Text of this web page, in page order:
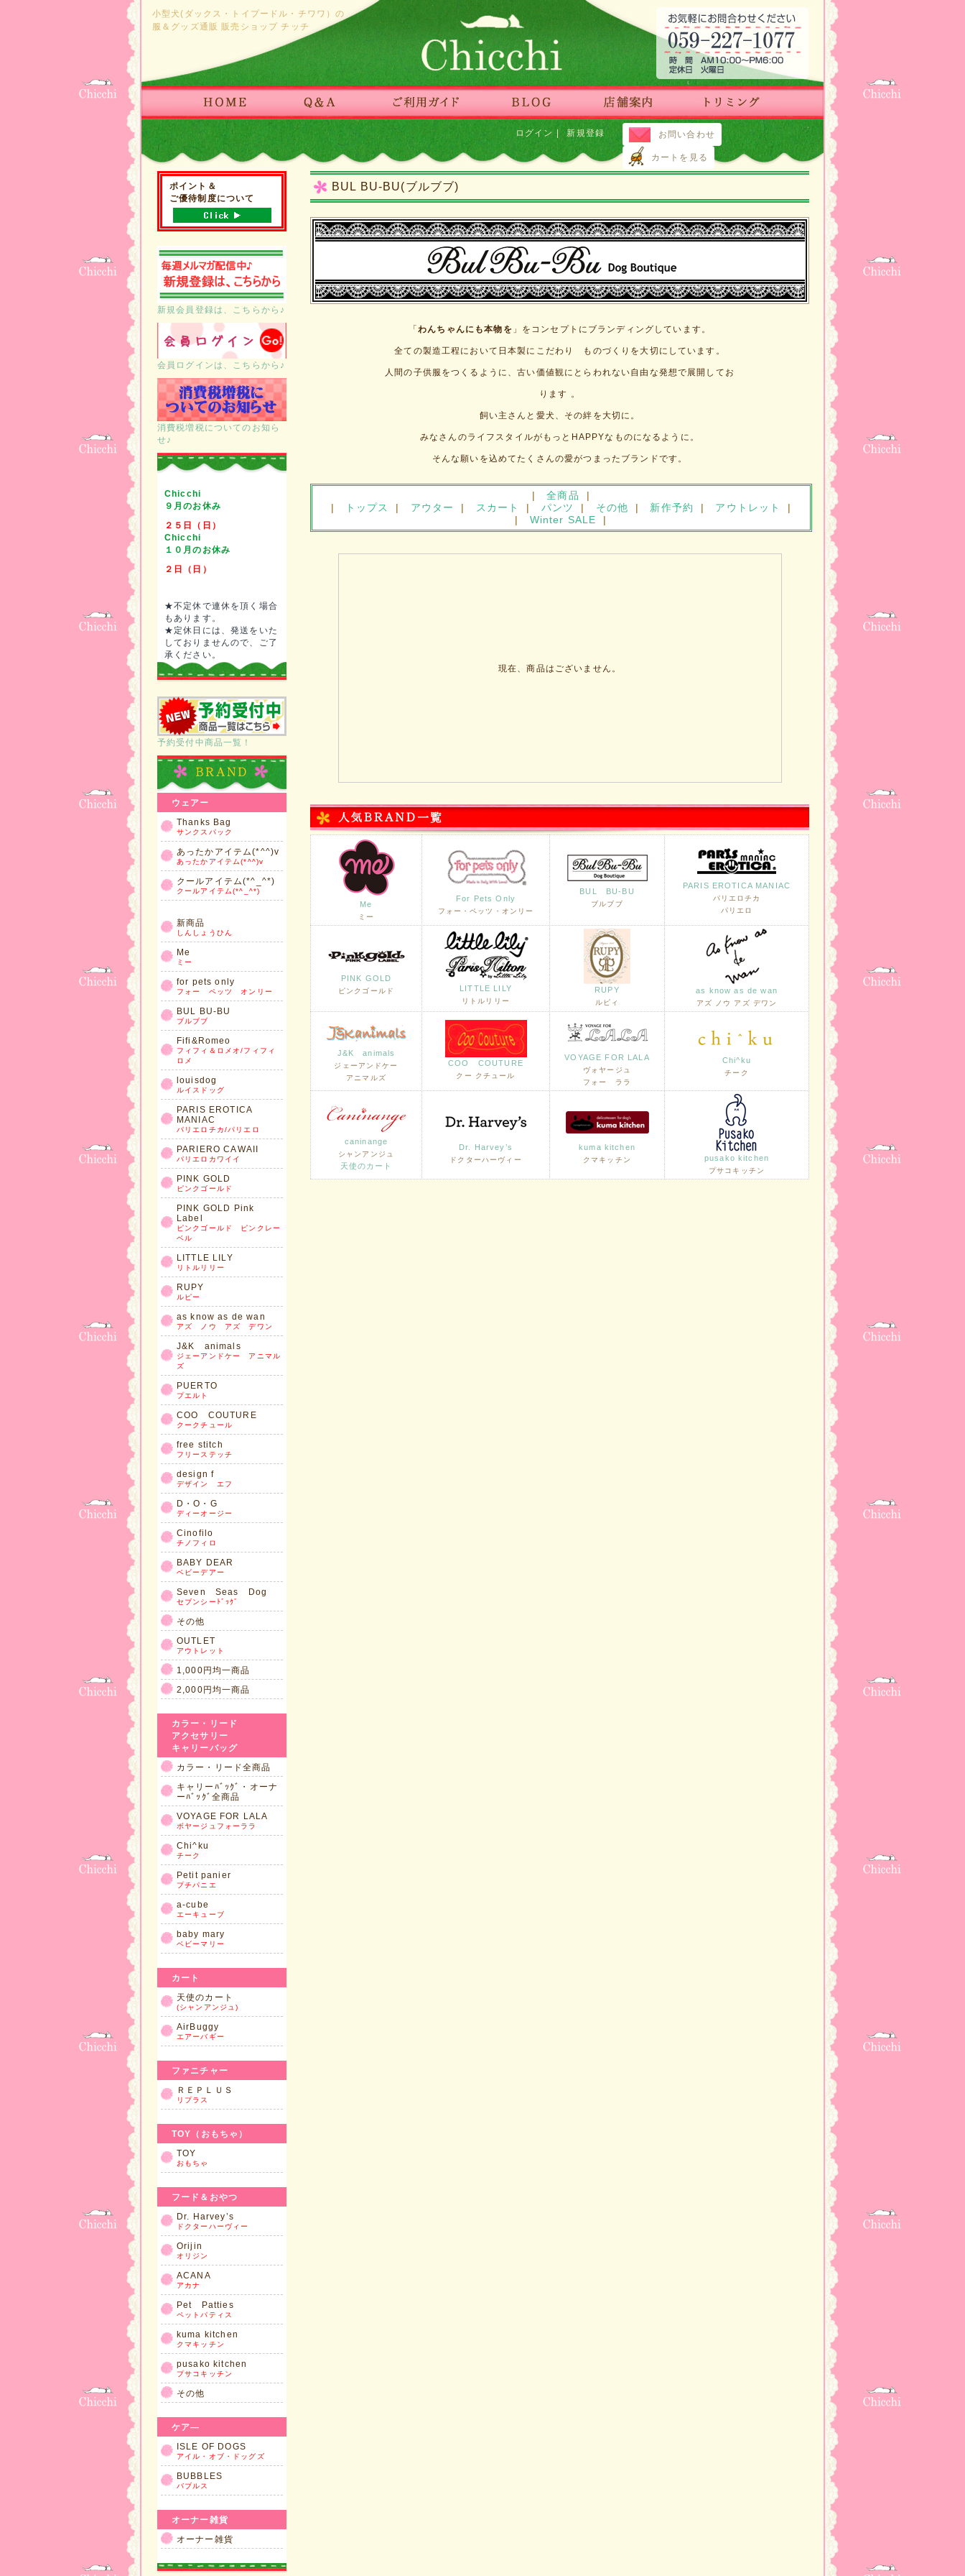
小型犬(ダックス・トイプードル・チワワ）の
服＆グッズ通販 販売ショップ チッチ
お問い合わせ
カートを見る
新規登録
ログイン |
ポイント＆
ご優待制度について
新規会員登録は、こちらから♪
会員ログインは、こちらから♪
消費税増税についてのお知ら
せ♪
Chicchi
９月のお休み
２５日（日）
Chicchi
１０月のお休み
２日（日）
★不定休で連休を頂く場合
もあります。
★定休日には、発送をいた
しておりませんので、ご了
承ください。
予約受付中商品一覧！
ウェアー
Thanks Bag
サンクスパック
あったかアイテム(*^^)v
あったかアイテム(*^^)v
クールアイテム(*^_^*)
クールアイテム(*^_^*)
新商品
しんしょうひん
Me
ミー
for pets only
フォー ペッツ オンリー
BUL BU-BU
ブルブブ
Fifi&Romeo
フィフィ＆ロメオ/フィフィ
ロメ
louisdog
ルイスドッグ
PARIS EROTICA
MANIAC
パリエロチカ/パリエロ
PARIERO CAWAII
パリエロカワイイ
PINK GOLD
ピンクゴールド
PINK GOLD Pink
Label
ピンクゴールド ピンクレー
ベル
LITTLE LILY
リトルリリー
RUPY
ルピー
as know as de wan
アズ ノウ アズ デワン
J&K animals
ジェーアンドケー アニマル
ズ
PUERTO
プエルト
COO COUTURE
クークチュール
free stitch
フリーステッチ
design f
デザイン エフ
D・O・G
ディーオージー
Cinofilo
チノフィロ
BABY DEAR
ベビーデアー
Seven Seas Dog
セブンシーﾄﾞｯｸﾞ
その他
OUTLET
アウトレット
1,000円均一商品
2,000円均一商品
カラー・リード
アクセサリー
キャリーバッグ
カラー・リード全商品
キャリーﾊﾞｯｸﾞ・オーナ
ーﾊﾞｯｸﾞ全商品
VOYAGE FOR LALA
ボヤージュフォーララ
Chi^ku
チーク
Petit panier
プチパニエ
a-cube
エーキューブ
baby mary
ベビーマリー
カート
天使のカート
(シャンアンジュ)
AirBuggy
エアーバギー
ファニチャー
ＲＥＰＬＵＳ
リプラス
TOY（おもちゃ）
TOY
おもちゃ
フード＆おやつ
Dr. Harvey’s
ドクターハーヴィー
Orijin
オリジン
ACANA
アカナ
Pet Patties
ペットパティス
kuma kitchen
クマキッチン
pusako kitchen
プサコキッチン
その他
ケア―
ISLE OF DOGS
アイル・オブ・ドッグズ
BUBBLES
バブルス
オーナー雑貨
オーナー雑貨
BUL BU-BU(ブルブブ)
「 わんちゃんにも本物を 」をコンセプトにブランディングしています。
全ての製造工程において日本製にこだわり ものづくりを大切にしています。
人間の子供服をつくるように、古い価値観にとらわれない自由な発想で展開してお
ります 。
飼い主さんと愛犬、その絆を大切に。
みなさんのライフスタイルがもっとHAPPYなものになるように。
そんな願いを込めてたくさんの愛がつまったブランドです。
| 全商品
|
|
トップス | アウター | スカート | パンツ | その他 | 新作予約 | アウトレット
|
|
Winter SALE |
現在、商品はございません。
Me
ミー
For Pets Only
フォー・ペッツ・オンリー
BUL BU-BU
ブルブブ
PARIS EROTICA MANIAC
パリエロチカ
パリエロ
PINK GOLD
ピンクゴールド LITTLE LILY
リトルリリー
RUPY
ルピィ
as know as de wan
アズ ノウ アズ デワン
J&K animals
ジェーアンドケー
アニマルズ
COO COUTURE
クー クチュール
VOYAGE FOR LALA
ヴォヤージュ
フォー ララ
Chi^ku
チーク
caninange
シャンアンジュ
天使のカート
Dr. Harvey’s
ドクターハーヴィー
kuma kitchen
クマキッチン pusako kitchen
プサコキッチン